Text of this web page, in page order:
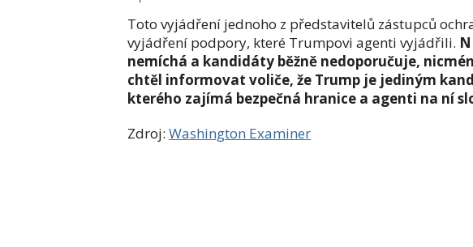
Toto vyjádření jednoho z představitelů zástupců
vyjádření podpory, které Trumpovi agenti vyjádřili.
nemíchá a kandidáty běžně nedoporučuje,
chtěl informovat voliče, že Trump je jediným
kterého zajímá bezpečná hranice a agenti na ní
Zdroj: Washington Examiner